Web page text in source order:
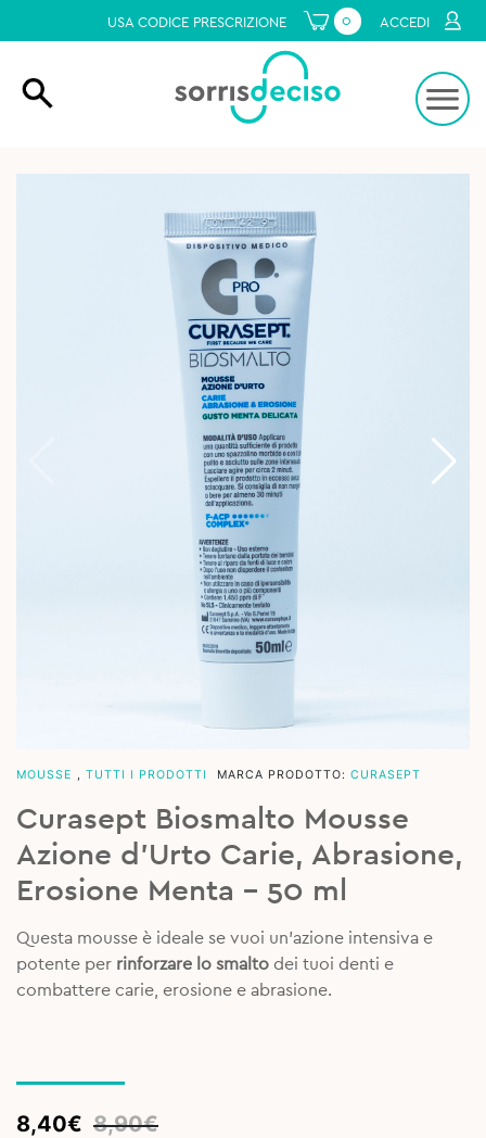
USA CODICE PRESCRIZIONE 0 ACCEDI
MOUSSE TUTTI I PRODOTTI MARCA PRODOTTO: CURASEPT
Curasept Biosmalto Mousse
Azione d’Urto Carie, Abrasione,
Erosione Menta – 50 ml
Questa mousse è ideale se vuoi un’azione intensiva e
potente per rinforzare lo smalto dei tuoi denti e
combattere carie, erosione e abrasione.
8,90€
Original
8,40€
Current